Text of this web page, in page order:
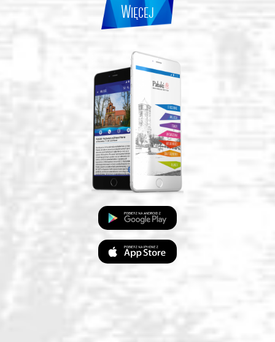
Więcej